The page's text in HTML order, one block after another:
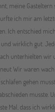
meine
ich mir am
Ich entschied
wirklich gut.
unterhielten wir
Wir waren
gehen
musste.
Mal, dass ich